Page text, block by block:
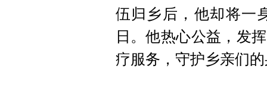
伍归乡后，他却将一
日。他热心公益，发
疗服务，守护乡亲们